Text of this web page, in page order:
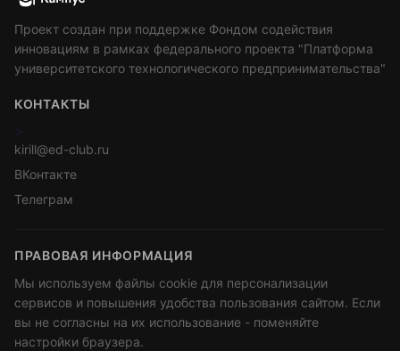
Проект создан при поддержке Фондом содействия
инновациям в рамках федерального проекта "Платформа
университетского технологического предпринимательства"
КОНТАКТЫ
>
kirill@ed-club.ru
ВКонтакте
Телеграм
ПРАВОВАЯ ИНФОРМАЦИЯ
Мы используем файлы cookie для персонализации
сервисов и повышения удобства пользования сайтом. Если
вы не согласны на их использование - поменяйте
настройки браузера.